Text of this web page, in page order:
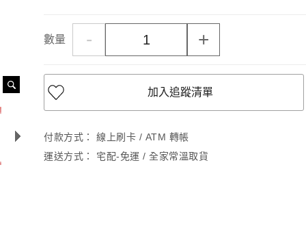
數量 - +
加入追蹤清單
付款方式：
線上刷卡 / ATM 轉帳
運送方式：
宅配-免運 / 全家常溫取貨